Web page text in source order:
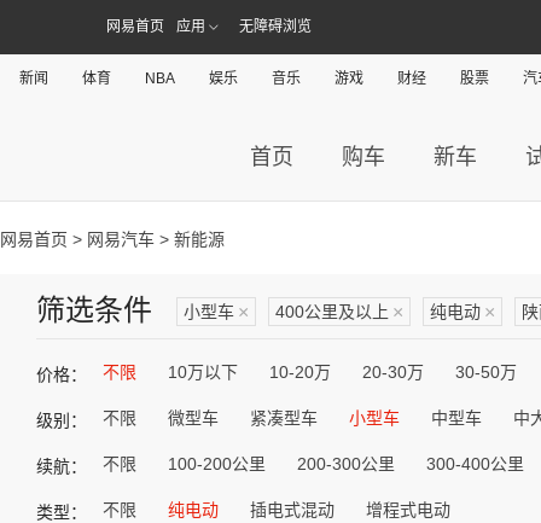
网易首页 应用 无障碍浏览
新闻 体育 NBA 娱乐 音乐 游戏 财经 股票 汽
首页 购车 新车
网易首页 > 网易汽车 > 新能源
筛选条件 小型车 × 400公里及以上 × 纯电动 ×
价格： 不限 10万以下 10-20万 20-30万 30-50万
级别： 不限 微型车 紧凑型车 小型车 中型车 中
续航： 不限 100-200公里 200-300公里 300-400公里
类型： 不限 纯电动 插电式混动 增程式电动